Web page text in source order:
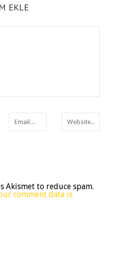
EKLE
Akismet to reduce spam.
comment data is